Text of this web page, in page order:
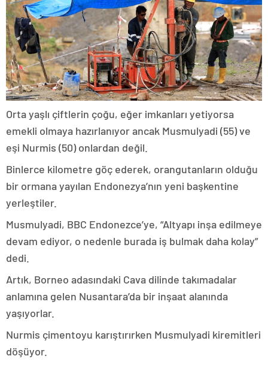
Orta yaşlı çiftlerin çoğu, eğer imkanları yetiyorsa
emekli olmaya hazırlanıyor ancak Musmulyadi (55) ve
eşi Nurmis (50) onlardan değil.
Binlerce kilometre göç ederek, orangutanların olduğu
bir ormana yayılan Endonezya’nın yeni başkentine
yerleştiler.
Musmulyadi, BBC Endonezce’ye, “Altyapı inşa edilmeye
devam ediyor, o nedenle burada iş bulmak daha kolay”
dedi.
Artık, Borneo adasındaki Cava dilinde takımadalar
anlamına gelen Nusantara’da bir inşaat alanında
yaşıyorlar.
Nurmis çimentoyu karıştırırken Musmulyadi kiremitleri
döşüyor.